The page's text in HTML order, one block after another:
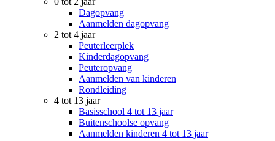
Dagopvang
Aanmelden dagopvang
2 tot 4 jaar
Peuterleerplek
Kinderdagopvang
Peuteropvang
Aanmelden van kinderen
Rondleiding
4 tot 13 jaar
Basisschool 4 tot 13 jaar
Buitenschoolse opvang
Aanmelden kinderen 4 tot 13 jaar